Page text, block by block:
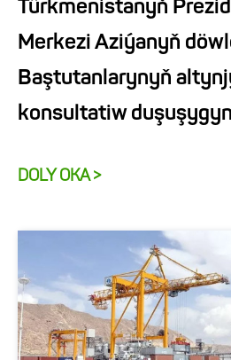
Türkmenistanyň
Merkezi Aziýanyň
Baştutanlarynyň
konsultatiw
DOLY OKA >